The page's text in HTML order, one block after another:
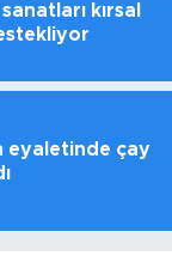
kırsal
eyaletinde çay